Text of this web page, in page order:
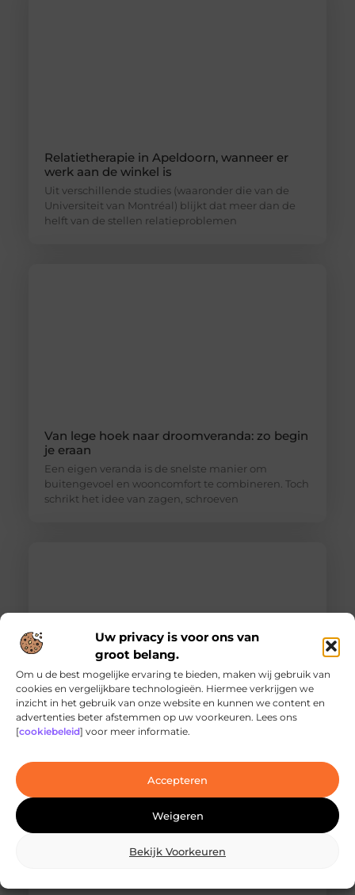
Uw privacy is voor ons van
groot belang.
Om u de best mogelijke ervaring te bieden, maken wij gebruik van
cookies en vergelijkbare technologieën. Hiermee verkrijgen we
inzicht in het gebruik van onze website en kunnen we content en
advertenties beter afstemmen op uw voorkeuren. Lees ons
[cookiebeleid] voor meer informatie.
Accepteren
Weigeren
Bekijk Voorkeuren
Relatietherapie in Apeldoorn, wanneer er
werk aan de winkel is
Uit verschillende studies (waaronder die van de
Universiteit van Montréal) blijkt dat meer dan de
helft van de stellen relatieproblemen
Van lege hoek naar droomveranda: zo begin
je eraan
Een eigen veranda is de snelste manier om
buitengevoel en wooncomfort te combineren. Toch
schrikt het idee van zagen, schroeven
Ontdek de innovatieve behandelingen in
jouw stad
laserbehandelingen in Den Haag? Dan ben je hier